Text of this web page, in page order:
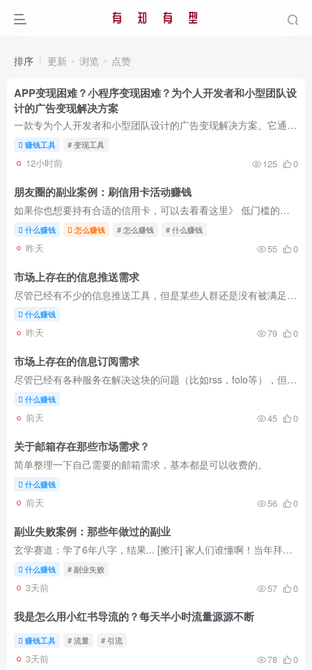
排序 更新 浏览 点赞
APP变现困难？小程序变现困难？为个人开发者​​和​​小型团队​​设
计的广告变现解决方案
一款专为个人开发者和小型团队设计的广告变现解决方案。它通过聚合多家主流广告平台（如优量汇、穿山甲、快手等），帮助开发者轻松实现应用流量变现，尤其适合那些无法直接对接大型广告联盟的独...
赚钱工具 # 变现工具
12小时前 125 0
朋友圈的副业案例：刷信用卡活动赚钱
如果你也想要持有合适的信用卡，可以去看看这里》 低门槛的车主权益信用卡：光大银行紫麒麟信用卡办理申请 2025年低门槛的车主权益信用卡：光大银行紫麒麟信用卡办理申请 这是朋友圈里真实的案...
什么赚钱 怎么赚钱 # 怎么赚钱 # 什么赚钱
昨天 55 0
市场上存在的信息推送需求
尽管已经有不少的信息推送工具，但是某些人群还是没有被满足的，这里就整理一下还存在推送需求。
什么赚钱
昨天 79 0
市场上存在的信息订阅需求
尽管已经有各种服务在解决这块的问题（比如rss，folo等），但是市场上依旧存在不被满足需求的地方，这里就整理一下还有那些需求是不被满足的。
什么赚钱
前天 45 0
关于邮箱存在那些市场需求？
简单整理一下自己需要的邮箱需求，基本都是可以收费的。
什么赚钱
前天 56 0
副业失败案例：那些年做过的副业
玄学赛道：学了6年八字，结果... [擦汗] 家人们谁懂啊！当年拜师花了五位数，现在连卦金都赚不回来。这行看着神秘，实际卷到飞起——要么自学到秃头，要么花大钱找师傅（还不保证能出师）。我现...
什么赚钱 # 副业失败
3天前 57 0
我是怎么用小红书导流的？每天半小时流量源源不断
赚钱工具 # 流量 # 引流
3天前 78 0